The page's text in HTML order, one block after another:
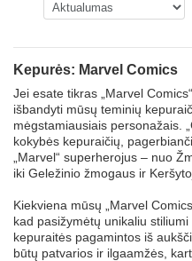
Kepurės: Marvel Comics
Jei esate tikras „Marvel
išbandyti mūsų teminių
mėgstamiausiais personažais.
kokybės kepuraičių,
„Marvel“ superherojus – nuo
iki Geležinio žmogaus ir
Kiekviena mūsų „Marvel
kad pasižymėtų unikaliu
kepuraitės pagamintos iš
būtų patvarios ir ilgaamžės,